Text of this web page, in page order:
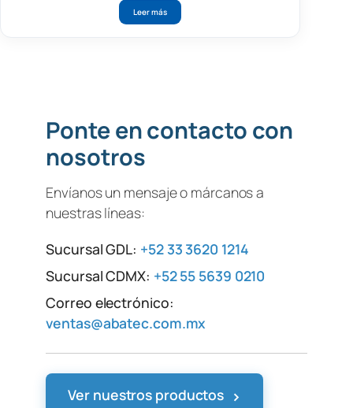
Leer más
Ponte en contacto con
nosotros
Envíanos un mensaje o márcanos a
nuestras líneas:
Sucursal GDL: +52 33 3620 1214
Sucursal CDMX: +52 55 5639 0210
Correo electrónico:
ventas@abatec.com.mx
Ver nuestros productos ›